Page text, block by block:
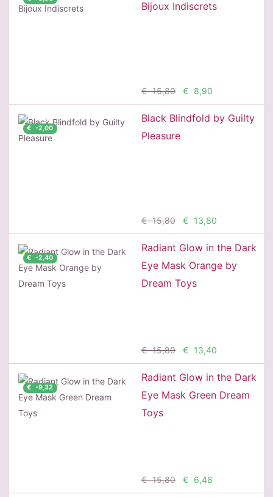
Bijoux Indiscrets
€ 15,80 € 8,90
€ -2,00
Black Blindfold by Guilty
Pleasure
€ 15,80 € 13,80
€ -2,40
Radiant Glow in the Dark
Eye Mask Orange by
Dream Toys
€ 15,80 € 13,40
€ -9,32
Radiant Glow in the Dark
Eye Mask Green Dream
Toys
€ 15,80 € 6,48